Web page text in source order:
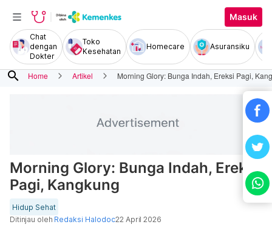
Masuk
Chat
dengan
Dokter
Toko
Kesehatan
Homecare Asuransiku
search Home Artikel Morning Glory: Bunga Indah, Ereksi Pagi,
Morning Glory: Bunga Indah, Ereksi
Pagi, Kangkung
Hidup Sehat
Ditinjau oleh Redaksi Halodoc22 April 2026